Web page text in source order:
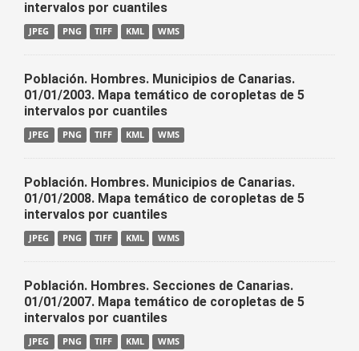
intervalos por cuantiles
JPEG PNG TIFF KML WMS
Población. Hombres. Municipios de Canarias.
01/01/2003. Mapa temático de coropletas de 5
intervalos por cuantiles
JPEG PNG TIFF KML WMS
Población. Hombres. Municipios de Canarias.
01/01/2008. Mapa temático de coropletas de 5
intervalos por cuantiles
JPEG PNG TIFF KML WMS
Población. Hombres. Secciones de Canarias.
01/01/2007. Mapa temático de coropletas de 5
intervalos por cuantiles
JPEG PNG TIFF KML WMS